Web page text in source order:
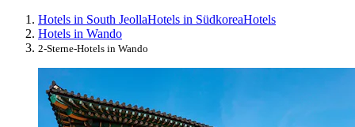
Hotels in South JeollaHotels in SüdkoreaHotels
Hotels in Wando
2-Sterne-Hotels in Wando